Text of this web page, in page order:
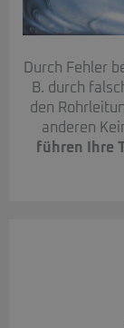
Durch Fehler
B. durch
den
anderen
führen Ihre